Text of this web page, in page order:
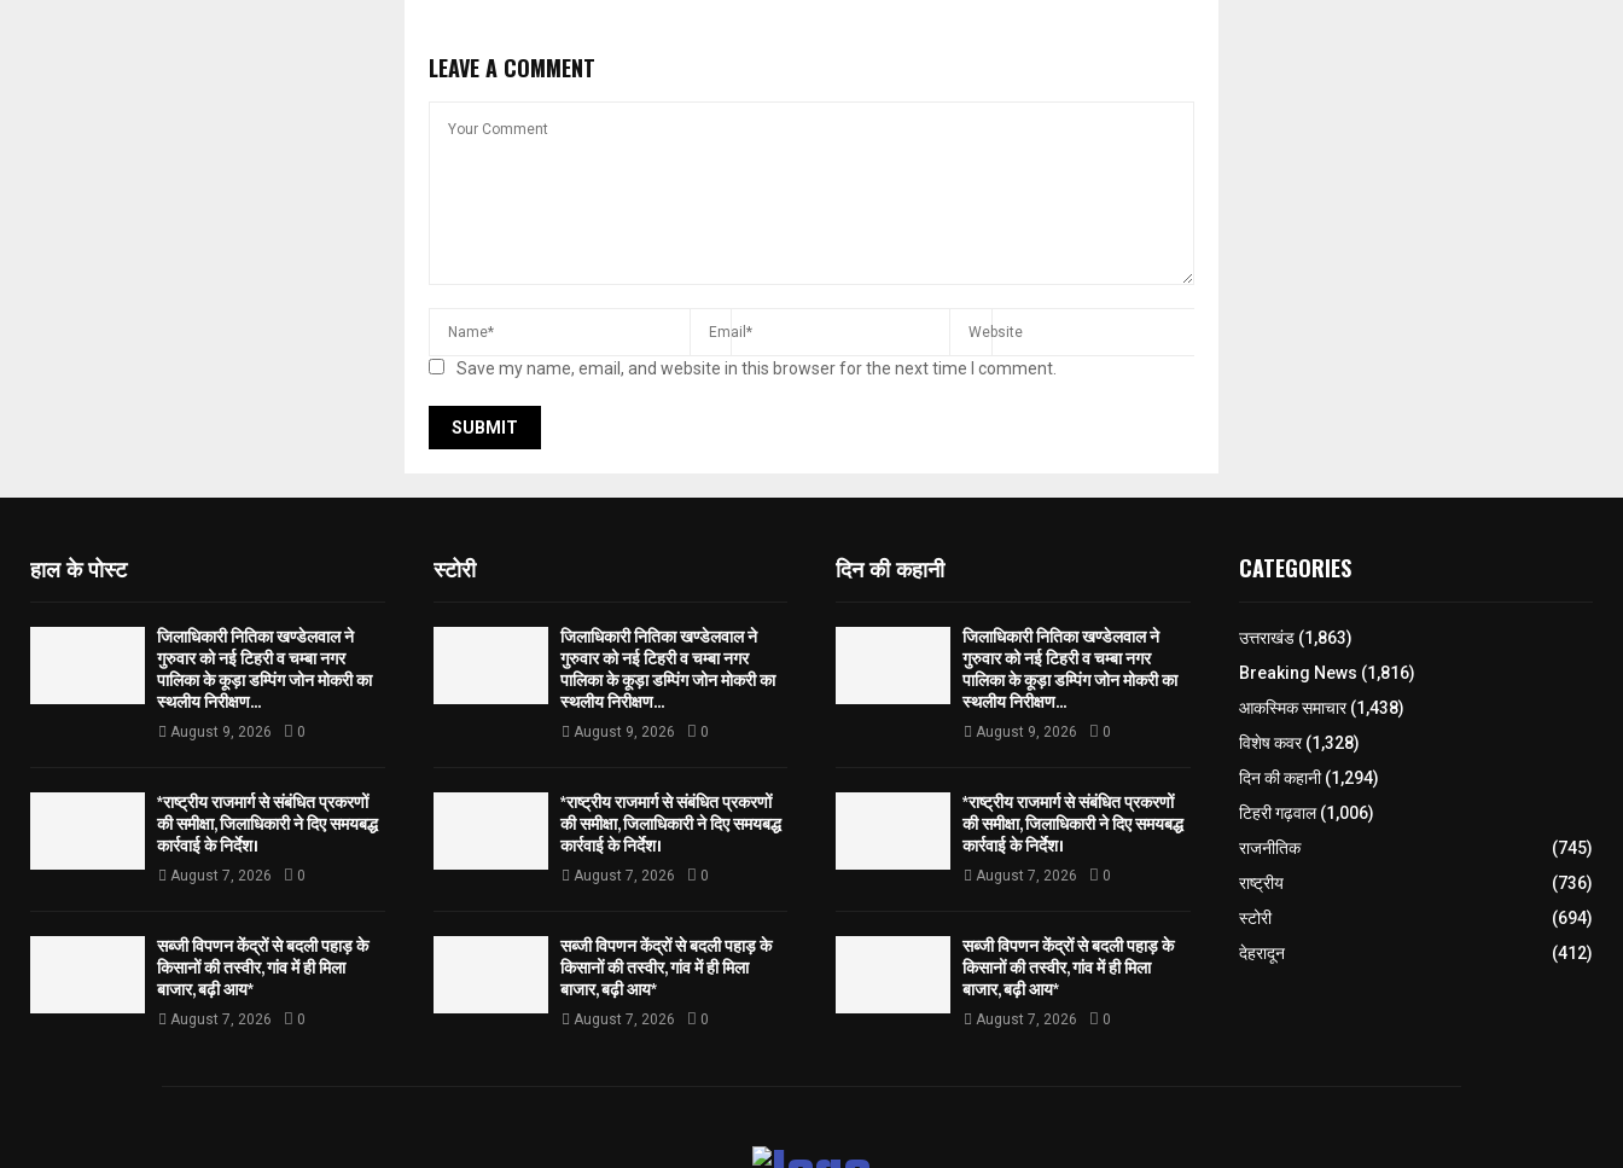
LEAVE A COMMENT
Save my name, email, and website in this browser for the next time I comment.
हाल के पोस्ट
जिलाधिकारी नितिका खण्डेलवाल ने
गुरुवार को नई टिहरी व चम्बा नगर
पालिका के कूड़ा डम्पिंग जोन मोकरी का
स्थलीय निरीक्षण...
August 9, 2026 0
*राष्ट्रीय राजमार्ग से संबंधित प्रकरणों
की समीक्षा, जिलाधिकारी ने दिए समयबद्ध
कार्रवाई के निर्देश।
August 7, 2026 0
सब्जी विपणन केंद्रों से बदली पहाड़ के
किसानों की तस्वीर, गांव में ही मिला
बाजार, बढ़ी आय*
August 7, 2026 0
स्टोरी
जिलाधिकारी नितिका खण्डेलवाल ने
गुरुवार को नई टिहरी व चम्बा नगर
पालिका के कूड़ा डम्पिंग जोन मोकरी का
स्थलीय निरीक्षण...
August 9, 2026 0
*राष्ट्रीय राजमार्ग से संबंधित प्रकरणों
की समीक्षा, जिलाधिकारी ने दिए समयबद्ध
कार्रवाई के निर्देश।
August 7, 2026 0
सब्जी विपणन केंद्रों से बदली पहाड़ के
किसानों की तस्वीर, गांव में ही मिला
बाजार, बढ़ी आय*
August 7, 2026 0
दिन की कहानी
जिलाधिकारी नितिका खण्डेलवाल ने
गुरुवार को नई टिहरी व चम्बा नगर
पालिका के कूड़ा डम्पिंग जोन मोकरी का
स्थलीय निरीक्षण...
August 9, 2026 0
*राष्ट्रीय राजमार्ग से संबंधित प्रकरणों
की समीक्षा, जिलाधिकारी ने दिए समयबद्ध
कार्रवाई के निर्देश।
August 7, 2026 0
सब्जी विपणन केंद्रों से बदली पहाड़ के
किसानों की तस्वीर, गांव में ही मिला
बाजार, बढ़ी आय*
August 7, 2026 0
CATEGORIES
उत्तराखंड(1,863)
Breaking News (1,816)
आकस्मिक समाचार(1,438)
विशेष कवर(1,328)
दिन की कहानी(1,294)
टिहरी गढ़वाल(1,006)
राजनीतिक
(745)
राष्ट्रीय
(736)
स्टोरी
(694)
देहरादून
(412)